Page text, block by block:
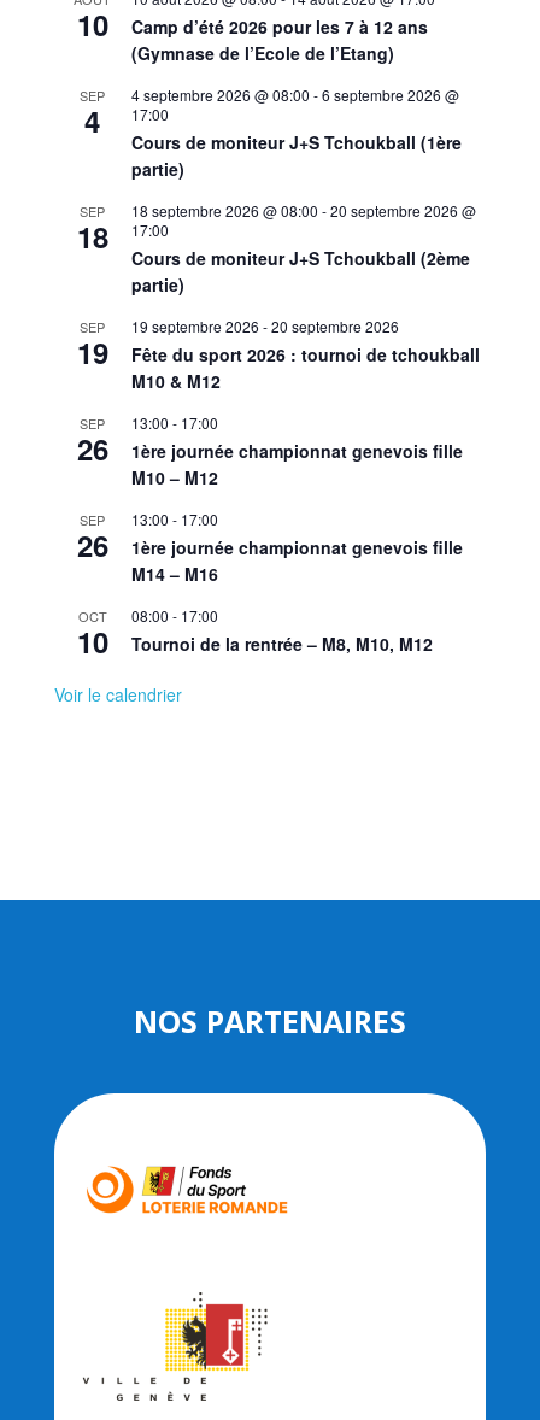
10
Camp d’été 2026 pour les 7 à 12 ans
(Gymnase de l’Ecole de l’Etang)
SEP
4
4 septembre 2026 @ 08:00 -6 septembre 2026 @
17:00
Cours de moniteur J+S Tchoukball (1ère
partie)
SEP
18
18 septembre 2026 @ 08:00 -20 septembre 2026 @
17:00
Cours de moniteur J+S Tchoukball (2ème
partie)
SEP
19
19 septembre 2026 -20 septembre 2026
Fête du sport 2026 : tournoi de tchoukball
M10 & M12
SEP
26
13:00 - 17:00
1ère journée championnat genevois fille
M10 – M12
SEP
26
13:00 - 17:00
1ère journée championnat genevois fille
M14 – M16
OCT
10
08:00 - 17:00
Tournoi de la rentrée – M8, M10, M12
Voir le calendrier
NOS PARTENAIRES